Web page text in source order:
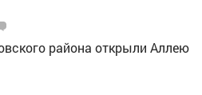
района открыли Аллею